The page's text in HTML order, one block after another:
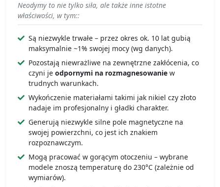
Neodymy to nie tylko siła, ale także inne istotne
właściwości, w tym::
Są niezwykle trwałe – przez okres ok. 10 lat gubią
maksymalnie ~1% swojej mocy (wg danych).
Pozostają niewrażliwe na zewnętrzne zakłócenia, co
czyni je odpornymi na rozmagnesowanie w
trudnych warunkach.
Wykończenie materiałami takimi jak nikiel czy złoto
nadaje im profesjonalny i gładki charakter.
Generują niezwykle silne pole magnetyczne na
swojej powierzchni, co jest ich znakiem
rozpoznawczym.
Mogą pracować w gorącym otoczeniu – wybrane
modele znoszą temperaturę do 230°C (zależnie od
wymiarów).